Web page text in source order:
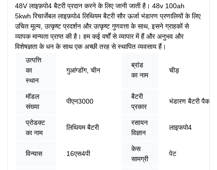
48V लाइफ़पो4 बैटरी प्रदान करने के लिए जानी जाती है। 48v 100ah
5kwh रिचार्जेबल लाइफ़पो4 लिथियम बैटरी सौर ऊर्जा भंडारण प्रणालियों के लिए
उचित मूल्य, उत्कृष्ट प्रदर्शन और उत्कृष्ट गुणवत्ता के साथ, इसने ग्राहकों से
व्यापक मान्यता प्राप्त की है। हम कई वर्षों से व्यापार में हैं और अनुभव और
विशेषज्ञता के धन के साथ एक अच्छी तरह से स्थापित व्यवसाय हैं।
उत्पत्ति
का
स्थान
गुआंग्डोंग, चीन
ब्रांड
का नाम
चीड़
मॉडल
संख्या
पीएन3000
बैटरी
प्रकार
भंडारण बैटरी पैक
प्रोडक्ट
का नाम
लिथियम बैटरी
रसायन
विज्ञान
लाइफपो4
विन्यास 16एस4पी
केस
सामग्री
पेट